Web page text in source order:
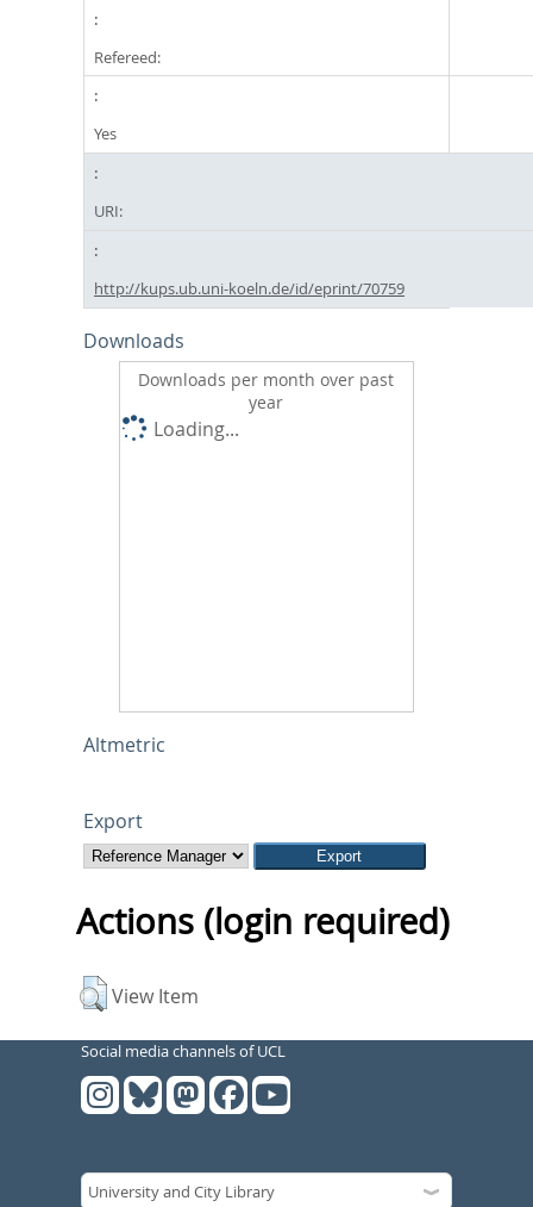
Refereed:
Yes
URI:
http://kups.ub.uni-koeln.de/id/eprint/70759
Downloads
Downloads per month over past
year
Loading...
Altmetric
Export
Actions (login required)
View Item
Social media channels of UCL